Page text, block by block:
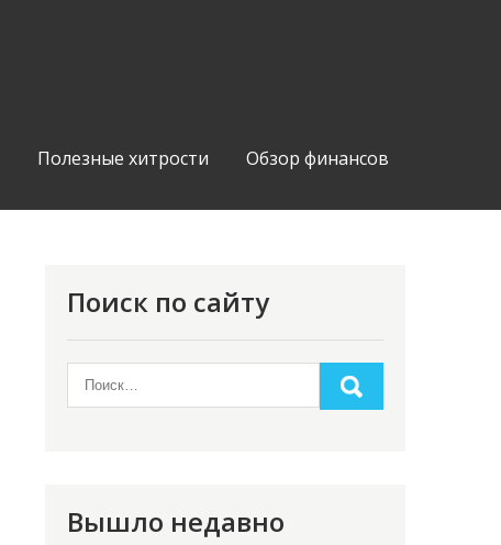
Полезные хитрости Обзор финансов
Поиск по сайту
Вышло недавно